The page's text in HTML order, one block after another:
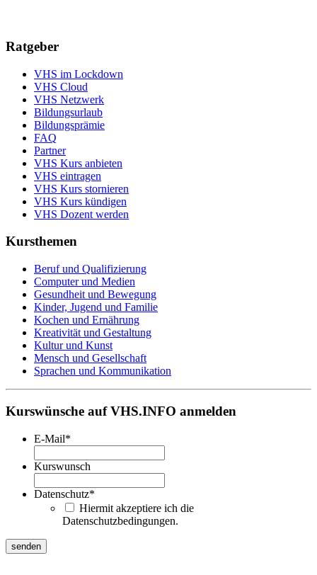
Ratgeber
VHS im Lockdown
VHS Cloud
VHS Netzwerk
Bildungsurlaub
Bildungsprämie
FAQ
Partner
VHS Kurs anbieten
VHS eintragen
VHS Kurs stornieren
VHS Kurs kündigen
VHS Dozent werden
Kursthemen
Beruf und Qualifizierung
Computer und Medien
Gesundheit und Bewegung
Kinder, Jugend und Familie
Kochen und Ernährung
Kreativität und Gestaltung
Kultur und Kunst
Mensch und Gesellschaft
Sprachen und Kommunikation
Kurswünsche auf VHS.INFO anmelden
E-Mail*
Kurswunsch
Datenschutz*
Hiermit akzeptiere ich die
Datenschutzbedingungen.